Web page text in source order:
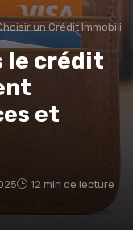
un Crédit Immobilier
le crédit
et
12 min de lecture